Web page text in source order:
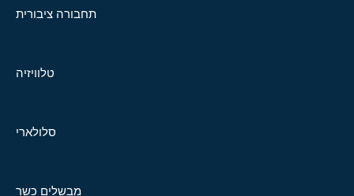
תחבורה ציבורית
טלוויזיה
סלולארי
מבשלים כשר